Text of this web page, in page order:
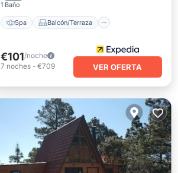
1 Baño
Spa Balcón/Terraza
€101/noche
7 noches- €709 VER OFERTA